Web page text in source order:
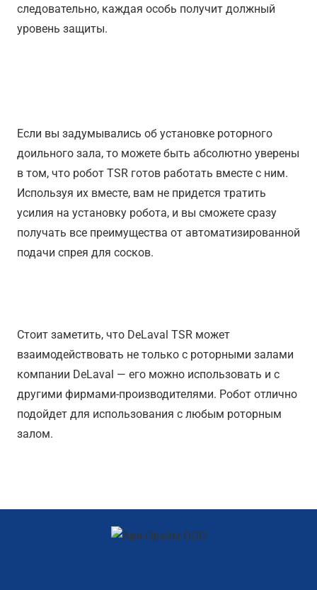
следовательно, каждая особь получит должный
уровень защиты.
Если вы задумывались об установке роторного
доильного зала, то можете быть абсолютно уверены
в том, что робот TSR готов работать вместе с ним.
Используя их вместе, вам не придется тратить
усилия на установку робота, и вы сможете сразу
получать все преимущества от автоматизированной
подачи спрея для сосков.
Стоит заметить, что DeLaval TSR может
взаимодействовать не только с роторными залами
компании DeLaval — его можно использовать и с
другими фирмами-производителями. Робот отлично
подойдет для использования с любым роторным
залом.